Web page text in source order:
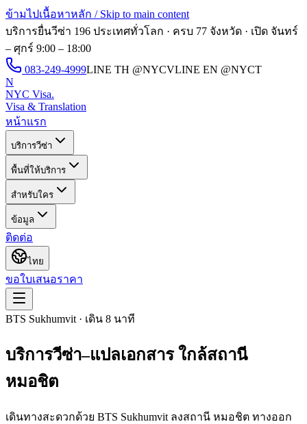
ข้ามไปเนื้อหาหลัก / Skip to main content
บริการยื่นวีซ่า 196 ประเทศทั่วโลก · ครบ 77 จังหวัด · เปิด จันทร์
– ศุกร์ 9:00 – 18:00
083-249-4999LINE TH @NYCVLINE EN @NYCT
N
NYC Visa.
Visa & Translation
หน้าแรก
บริการวีซ่า
พื้นที่ให้บริการ
สำหรับใคร
ข้อมูล
ติดต่อ
ไทย
ขอใบเสนอราคา
BTS Sukhumvit · เดิน 8 นาที
บริการวีซ่า–แปลเอกสารใกล้สถานี
หมอชิต
เดินทางสะดวกด้วย BTS Sukhumvit ลงสถานี หมอชิต ทางออก